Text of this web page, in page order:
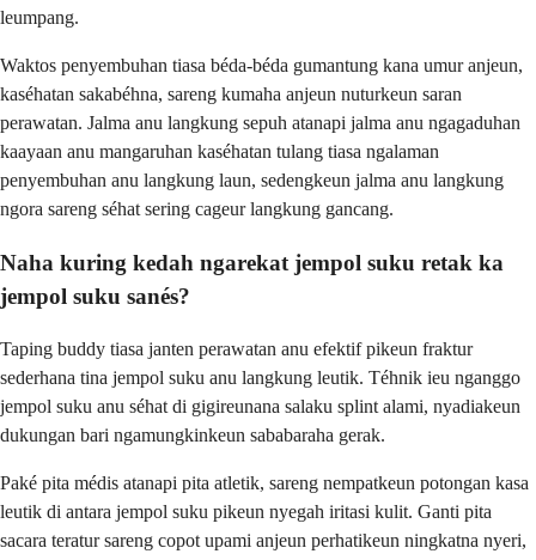
leumpang.
Waktos penyembuhan tiasa béda-béda gumantung kana umur anjeun,
kaséhatan sakabéhna, sareng kumaha anjeun nuturkeun saran
perawatan. Jalma anu langkung sepuh atanapi jalma anu ngagaduhan
kaayaan anu mangaruhan kaséhatan tulang tiasa ngalaman
penyembuhan anu langkung laun, sedengkeun jalma anu langkung
ngora sareng séhat sering cageur langkung gancang.
Naha kuring kedah ngarekat jempol suku retak ka
jempol suku sanés?
Taping buddy tiasa janten perawatan anu efektif pikeun fraktur
sederhana tina jempol suku anu langkung leutik. Téhnik ieu nganggo
jempol suku anu séhat di gigireunana salaku splint alami, nyadiakeun
dukungan bari ngamungkinkeun sababaraha gerak.
Paké pita médis atanapi pita atletik, sareng nempatkeun potongan kasa
leutik di antara jempol suku pikeun nyegah iritasi kulit. Ganti pita
sacara teratur sareng copot upami anjeun perhatikeun ningkatna nyeri,